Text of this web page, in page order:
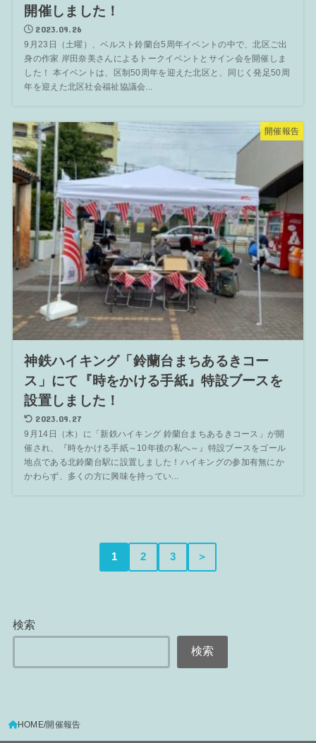
開催しました！
2023.09.26
9月23日（土曜）、ベルスト鈴蘭台5周年イベントの中で、北区ご出
身の作家 岸田奈美さんによるトークイベントとサイン会を開催しま
した！ 本イベントは、区制50周年を迎えた北区と、同じく発足50周
年を迎えた北区社会福祉協議会...
開催報告
神鉄ハイキング「鈴蘭台まちあるきコー
ス」にて『時をかける手紙』特設ブースを
設置しました！
2023.09.27
9月14日（木）に「新鉄ハイキング 鈴蘭台まちあるきコース」が開
催され、『時をかける手紙～10年後の私へ～』特設ブースをゴール
地点である北鈴蘭台駅に設置しました！ハイキングの参加有無にか
かわらず、多くの方に興味を持ってい...
1 2 3 ＞
検索
検索
HOME 開催報告